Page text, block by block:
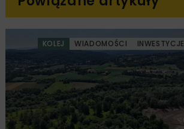
KOLEJ WIADOMOŚCI INWESTYCJE